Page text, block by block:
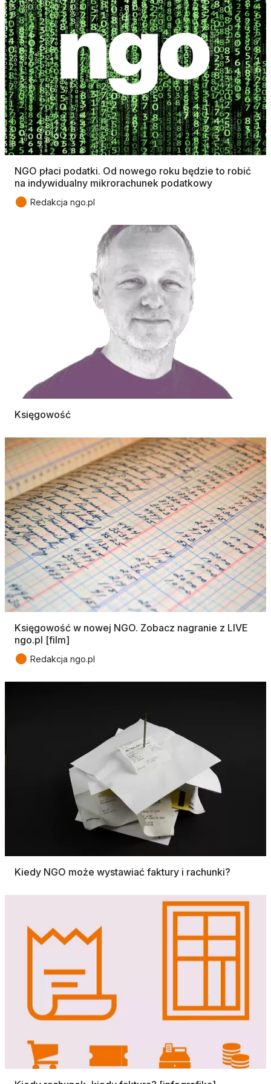
NGO płaci podatki. Od nowego roku będzie to robić
na indywidualny mikrorachunek podatkowy
● Redakcja ngo.pl
Księgowość
Księgowość w nowej NGO. Zobacz nagranie z LIVE
ngo.pl [film]
● Redakcja ngo.pl
Kiedy NGO może wystawiać faktury i rachunki?